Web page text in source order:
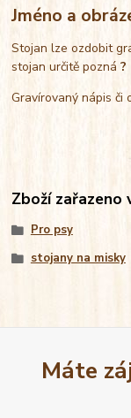
Jméno a
Stojan lze ozdobit
stojan určitě pozná?
Gravírovaný nápis či
Zboží zařazeno
Pro psy
stojany na misky
Máte